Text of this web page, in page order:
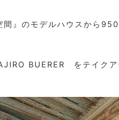
間』のモデルハウスから
BUERER をテイクア